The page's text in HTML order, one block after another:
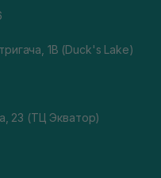
1В (Duck's Lake)
23 (ТЦ Экватор)